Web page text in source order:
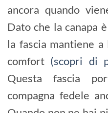
ancora quando
Dato che la canapa
la fascia mantiene
comfort (scopri di
Questa fascia
compagna fedele